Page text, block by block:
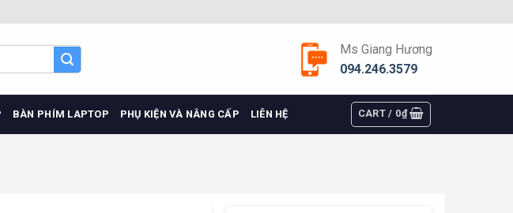
Ms Giang Hương
094.246.3579
BÀN PHÍM LAPTOP PHỤ KIỆN VÀ NÂNG CẤP LIÊN HỆ CART / 0₫